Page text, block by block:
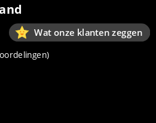
Wat onze klanten zeggen